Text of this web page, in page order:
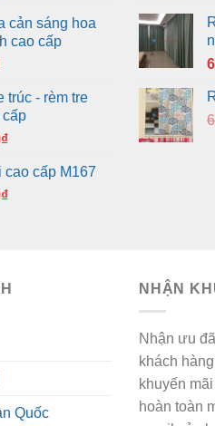
cản sáng hoa
cao cấp
trúc - rèm tre
cấp
₫
cao cấp M167
₫
Quốc
NHẬN
Nhận ưu
khách
khuyến
hoàn toàn